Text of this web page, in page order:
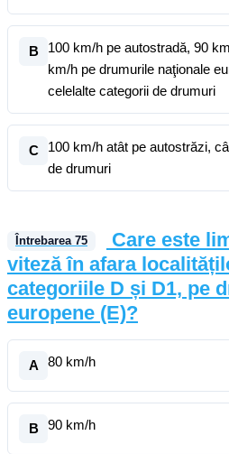
B
100 km/h pe autostradă, 90
km/h pe drumurile naţionale
celelalte categorii de drumuri
C
100 km/h atât pe autostrăzi,
de drumuri
Întrebarea 75
Care este
viteză în afara
categoriile D și D1, pe
europene (E)?
A 80 km/h
B 90 km/h